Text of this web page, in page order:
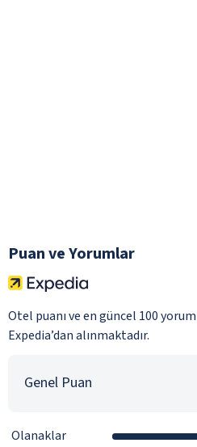
Puan ve Yorumlar
Otel puanı ve en güncel 100
Expedia’dan alınmaktadır.
Genel Puan
Olanaklar